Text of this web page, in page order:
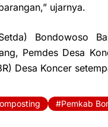
ujarnya.
Bondowoso
Pemdes Desa
Desa Koncer
Pemkab